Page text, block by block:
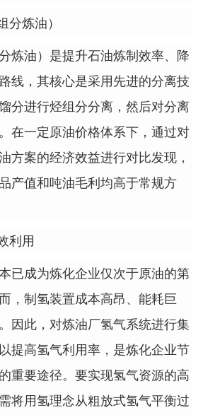
分炼油）
炼油）是提升石油炼制效率、降
线，其核心是采用先进的分离技
分进行烃组分分离，然后对分离
在一定原油价格体系下，通过对
方案的经济效益进行对比发现，
产值和吨油毛利均高于常规方
利用
已成为炼化企业仅次于原油的第
，制氢装置成本高昂、能耗巨
因此，对炼油厂氢气系统进行集
提高氢气利用率，是炼化企业节
重要途径。要实现氢气资源的高
将用氢理念从粗放式氢气平衡过